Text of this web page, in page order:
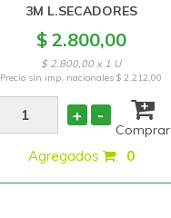
3M L.SECADORES
$ 2.800,00
$ 2.800,00 x 1 U
Precio sin imp. nacionales$ 2.212,00
+ -
Comprar
Agregados : 0